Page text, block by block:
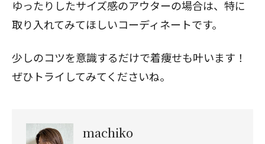
ゆったりしたサイズ感のアウターの場合は、特に
取り入れてみてほしいコーディネートです。
少しのコツを意識するだけで着痩せも叶います！
ぜひトライしてみてくださいね。
machiko